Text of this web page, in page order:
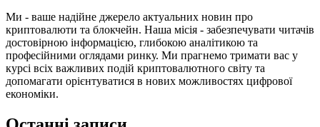
Ми - ваше надійне джерело актуальних новин про
криптовалюти та блокчейн. Наша місія - забезпечувати читачів
достовірною інформацією, глибокою аналітикою та
професійними оглядами ринку. Ми прагнемо тримати вас у
курсі всіх важливих подій криптовалютного світу та
допомагати орієнтуватися в нових можливостях цифрової
економіки.